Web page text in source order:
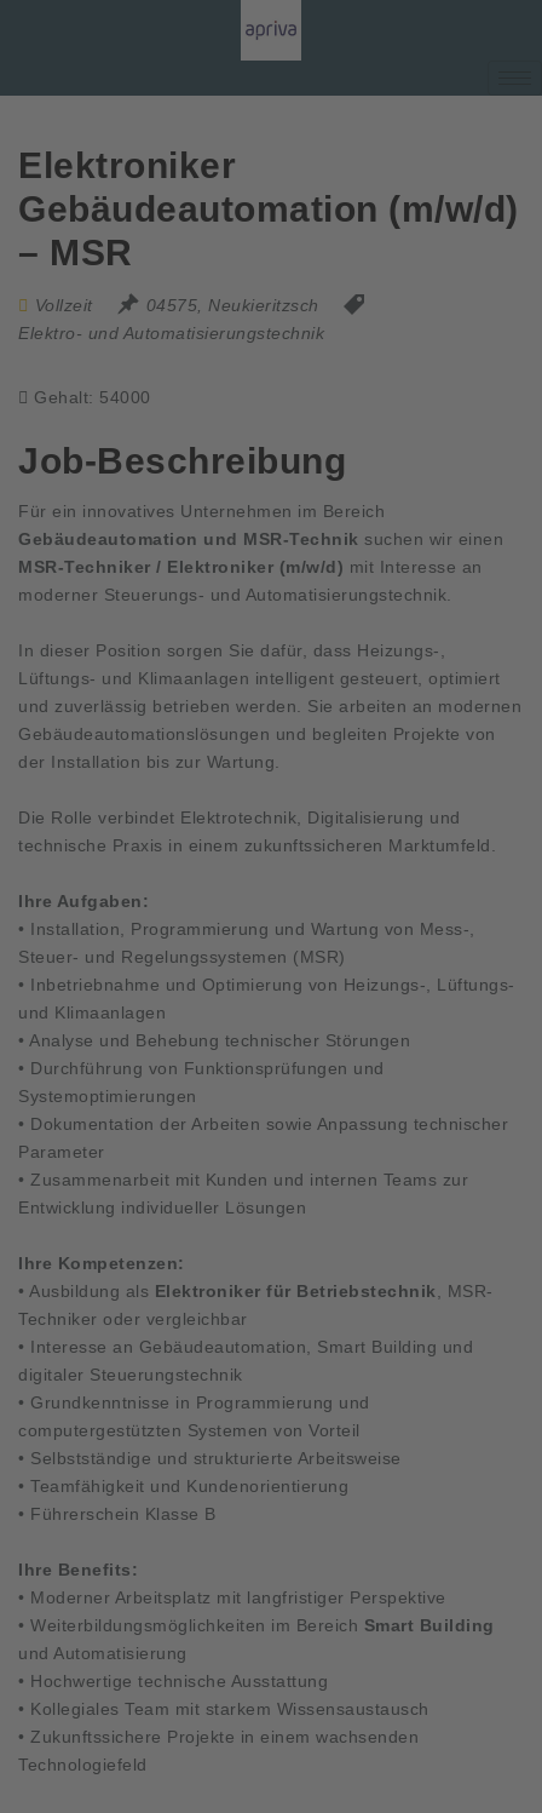
Elektroniker
Gebäudeautomation (m/w/d)
– MSR
Vollzeit
04575, Neukieritzsch
Elektro- und Automatisierungstechnik
Gehalt: 54000
Job-Beschreibung
Für ein innovatives Unternehmen im Bereich
Gebäudeautomation und MSR-Technik suchen wir einen
MSR-Techniker / Elektroniker (m/w/d) mit Interesse an
moderner Steuerungs- und Automatisierungstechnik.
In dieser Position sorgen Sie dafür, dass Heizungs-,
Lüftungs- und Klimaanlagen intelligent gesteuert, optimiert
und zuverlässig betrieben werden. Sie arbeiten an modernen
Gebäudeautomationslösungen und begleiten Projekte von
der Installation bis zur Wartung.
Die Rolle verbindet Elektrotechnik, Digitalisierung und
technische Praxis in einem zukunftssicheren Marktumfeld.
Ihre Aufgaben:
• Installation, Programmierung und Wartung von Mess-,
Steuer- und Regelungssystemen (MSR)
• Inbetriebnahme und Optimierung von Heizungs-, Lüftungs-
und Klimaanlagen
• Analyse und Behebung technischer Störungen
• Durchführung von Funktionsprüfungen und
Systemoptimierungen
• Dokumentation der Arbeiten sowie Anpassung technischer
Parameter
• Zusammenarbeit mit Kunden und internen Teams zur
Entwicklung individueller Lösungen
Ihre Kompetenzen:
• Ausbildung als Elektroniker für Betriebstechnik , MSR-
Techniker oder vergleichbar
• Interesse an Gebäudeautomation, Smart Building und
digitaler Steuerungstechnik
• Grundkenntnisse in Programmierung und
computergestützten Systemen von Vorteil
• Selbstständige und strukturierte Arbeitsweise
• Teamfähigkeit und Kundenorientierung
• Führerschein Klasse B
Ihre Benefits:
• Moderner Arbeitsplatz mit langfristiger Perspektive
• Weiterbildungsmöglichkeiten im Bereich Smart Building
und Automatisierung
• Hochwertige technische Ausstattung
• Kollegiales Team mit starkem Wissensaustausch
• Zukunftssichere Projekte in einem wachsenden
Technologiefeld